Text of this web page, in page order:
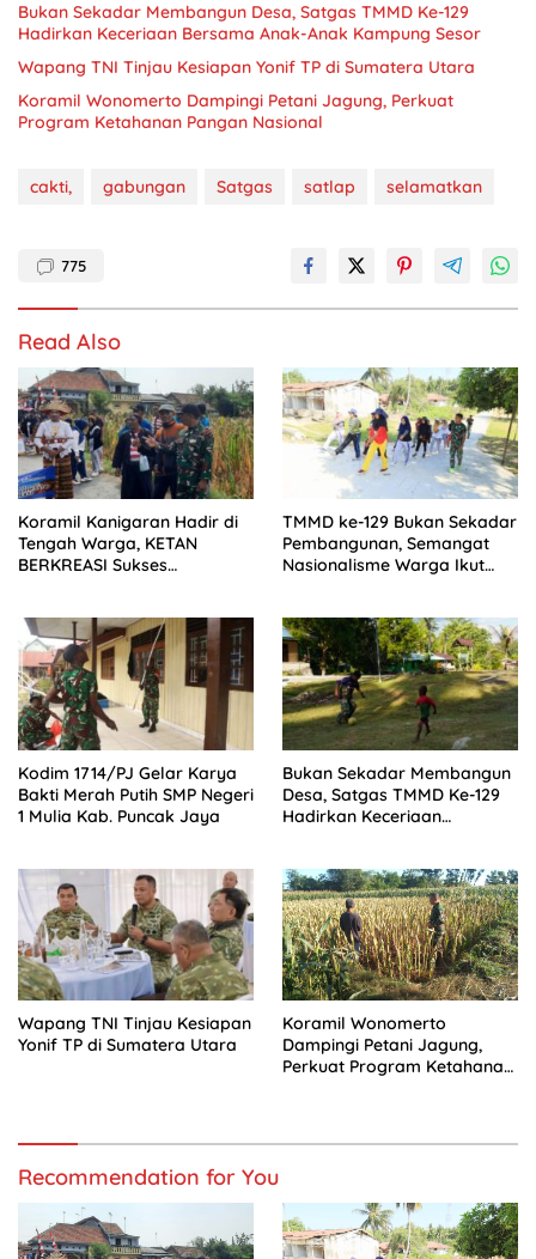
Bukan Sekadar Membangun Desa, Satgas TMMD Ke-129
Hadirkan Keceriaan Bersama Anak-Anak Kampung Sesor
Wapang TNI Tinjau Kesiapan Yonif TP di Sumatera Utara
Koramil Wonomerto Dampingi Petani Jagung, Perkuat
Program Ketahanan Pangan Nasional
cakti, gabungan Satgas satlap selamatkan
775
Read Also
Koramil Kanigaran Hadir di
Tengah Warga, KETAN
BERKREASI Sukses
TMMD ke-129 Bukan Sekadar
Pembangunan, Semangat
Nasionalisme Warga Ikut
Kodim 1714/PJ Gelar Karya
Bakti Merah Putih SMP Negeri
1 Mulia Kab. Puncak Jaya
Bukan Sekadar Membangun
Desa, Satgas TMMD Ke-129
Hadirkan Keceriaan
Wapang TNI Tinjau Kesiapan
Yonif TP di Sumatera Utara
Koramil Wonomerto
Dampingi Petani Jagung,
Perkuat Program Ketahanan
Recommendation for You